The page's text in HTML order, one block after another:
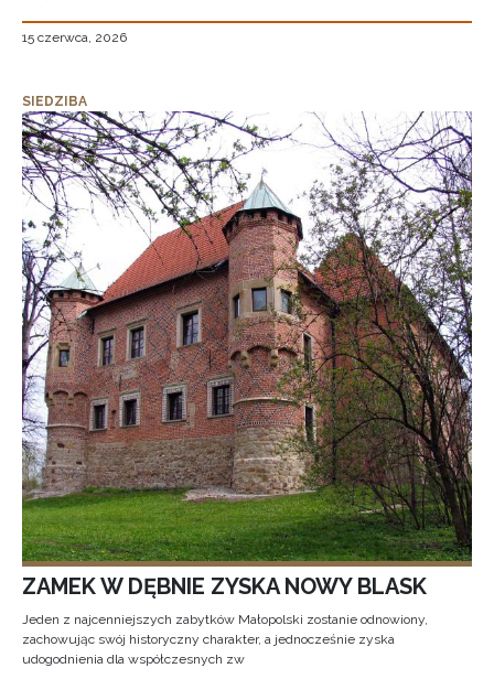
15 czerwca, 2026
SIEDZIBA
ZAMEK W DĘBNIE ZYSKA NOWY BLASK
Jeden z najcenniejszych zabytków Małopolski zostanie odnowiony,
zachowując swój historyczny charakter, a jednocześnie zyska
udogodnienia dla współczesnych zw